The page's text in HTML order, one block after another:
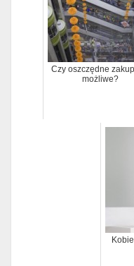
Czy oszczędne
możliwe?